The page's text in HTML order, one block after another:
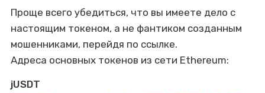
пользователями через
стандартные кошельки. Но многих
интересует вопрос: можно ли в
Проще всего убедиться, что вы имеете дело с
настоящим токеном, а не фантиком созданным
мошенниками, перейдя по ссылке.
Адреса основных токенов из сети Ethereum:
jUSDT